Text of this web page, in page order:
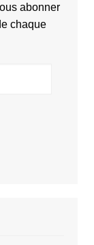
abonner
chaque